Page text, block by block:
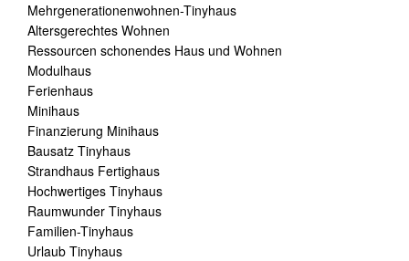
Mehrgenerationenwohnen-Tinyhaus
Altersgerechtes Wohnen
Ressourcen schonendes Haus und Wohnen
Modulhaus
Ferienhaus
Minihaus
Finanzierung Minihaus
Bausatz Tinyhaus
Strandhaus Fertighaus
Hochwertiges Tinyhaus
Raumwunder Tinyhaus
Familien-Tinyhaus
Urlaub Tinyhaus